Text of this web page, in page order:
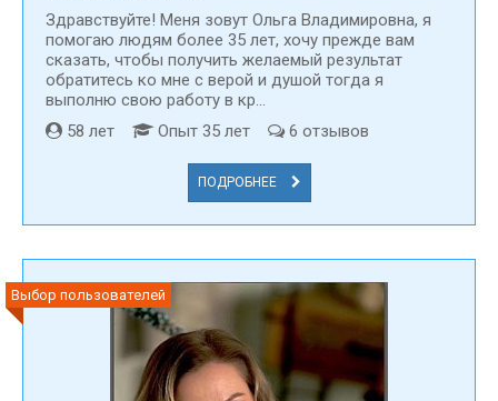
Здравствуйте! Меня зовут Ольга Владимировна, я
помогаю людям более 35 лет, хочу прежде вам
сказать, чтобы получить желаемый результат
обратитесь ко мне с верой и душой тогда я
выполню свою работу в кр...
58 лет
Опыт 35 лет 6 отзывов
ПОДРОБНЕЕ
Выбор пользователей